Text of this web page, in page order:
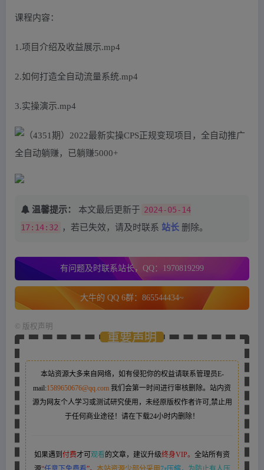
课程内容：
1.项目介绍及收益展示.mp4
2.如何打造全自动流量系统.mp4
3.实操演示.mp4
温馨提示： 本文最后更新于 2024-05-14
17:14:32
，若已失效，请及时联系 站长 删除。
有问题及时联系站长，QQ：1970819299
大牛的 QQ 6群：865544434~
版权声明
重要声明
本站资源大多来自网络，如有侵犯你的权益请联系管理员E-
mail:1589650676@qq.com 我们会第一时间进行审核删除。站内资
源为网友个人学习或测试研究使用，未经原版权作者许可,禁止用
于任何商业途径！请在下载24小时内删除！
如果遇到 付费才可 观看 的文章，建议升级终身VIP。 全站所有资